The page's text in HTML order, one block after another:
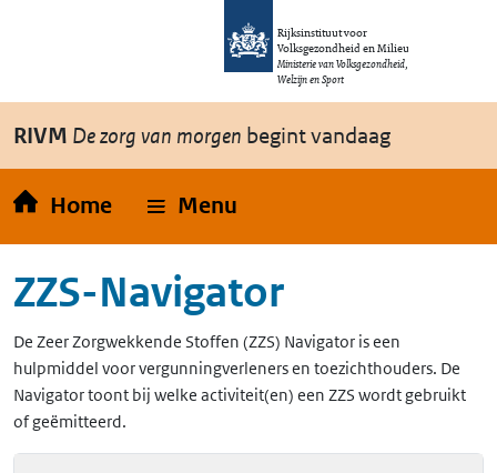
Overslaan en naar de inhoud gaan
Rijksinstituut voor
Volksgezondheid en Milieu
Ministerie van Volksgezondheid,
Welzijn en Sport
RIVM De zorg van morgen begint vandaag
Home Menu
ZZS-Navigator
De Zeer Zorgwekkende Stoffen (ZZS) Navigator is een
hulpmiddel voor vergunningverleners en toezichthouders. De
Navigator toont bij welke activiteit(en) een ZZS wordt gebruikt
of geëmitteerd.